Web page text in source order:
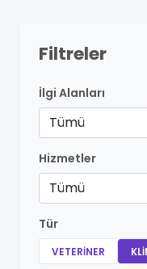
Filtreler
İlgi Alanları
Tümü
Hizmetler
Tümü
Tür
VETERINER